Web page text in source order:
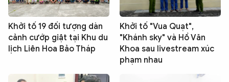
Khởi tố 19 đối tượng dàn
cảnh cướp giật tại Khu du
lịch Liên Hoa Bảo Tháp
Khởi tố "Vua Quạt",
"Khánh sky" và Hồ Văn
Khoa sau livestream xúc
phạm nhau